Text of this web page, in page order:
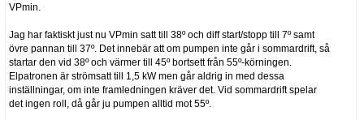
VPmin.
Jag har faktiskt just nu VPmin satt till 38º och diff start/stopp till 7º samt
övre pannan till 37º. Det innebär att om pumpen inte går i sommardrift, så
startar den vid 38º och värmer till 45º bortsett från 55º-körningen.
Elpatronen är strömsatt till 1,5 kW men går aldrig in med dessa
inställningar, om inte framledningen kräver det. Vid sommardrift spelar
det ingen roll, då går ju pumpen alltid mot 55º.